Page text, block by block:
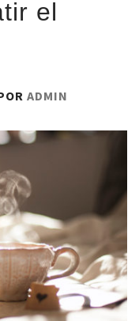
el
ADMIN